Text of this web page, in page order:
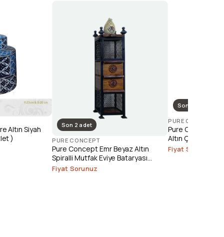
Altın Siyah
)
Son 2 adet
PURE CONCEPT
Pure Concept Emr Beyaz Altın
Spiralli Mutfak Eviye Bataryası
(Outlet)
Fiyat Sorunuz
Son 1 adet
PURE CONCEPT
Pure Concept
Altın Çanak
(Outlet)
Fiyat Sorunuz